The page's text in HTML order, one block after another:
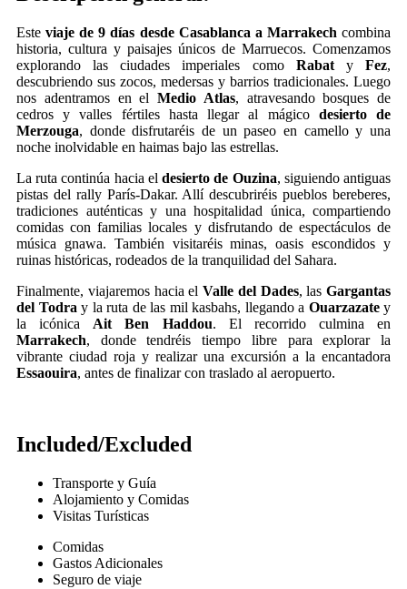
Esteviaje de 9 días desde Casablanca a Marrakech combina
historia, cultura y paisajes únicos de Marruecos. Comenzamos
explorando las ciudades imperiales como RabatyFez,
descubriendo sus zocos, medersas y barrios tradicionales. Luego
nos adentramos en el Medio Atlas, atravesando bosques de
cedros y valles fértiles hasta llegar al mágico desierto de
Merzouga, donde disfrutaréis de un paseo en camello y una
noche inolvidable en haimas bajo las estrellas.
La ruta continúa hacia eldesierto de Ouzina, siguiendo antiguas
pistas del rally París-Dakar. Allí descubriréis pueblos bereberes,
tradiciones auténticas y una hospitalidad única, compartiendo
comidas con familias locales y disfrutando de espectáculos de
música gnawa. También visitaréis minas, oasis escondidos y
ruinas históricas, rodeados de la tranquilidad del Sahara.
Finalmente, viajaremos hacia el Valle del Dades, las Gargantas
del Todra y la ruta de las mil kasbahs, llegando a Ouarzazatey
la icónica Ait Ben Haddou. El recorrido culmina en
Marrakech, donde tendréis tiempo libre para explorar la
vibrante ciudad roja y realizar una excursión a la encantadora
Essaouira, antes de finalizar con traslado al aeropuerto.
Included/Excluded
Transporte y Guía
Alojamiento y Comidas
Visitas Turísticas
Comidas
Gastos Adicionales
Seguro de viaje